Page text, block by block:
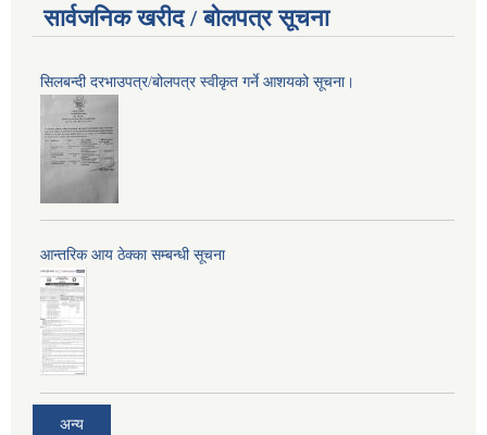
सार्वजनिक खरीद / बोलपत्र सूचना
सिलबन्दी दरभाउपत्र/बोलपत्र स्वीकृत गर्ने आशयको सूचना।
आन्तरिक आय ठेक्का सम्बन्धी सूचना
अन्य